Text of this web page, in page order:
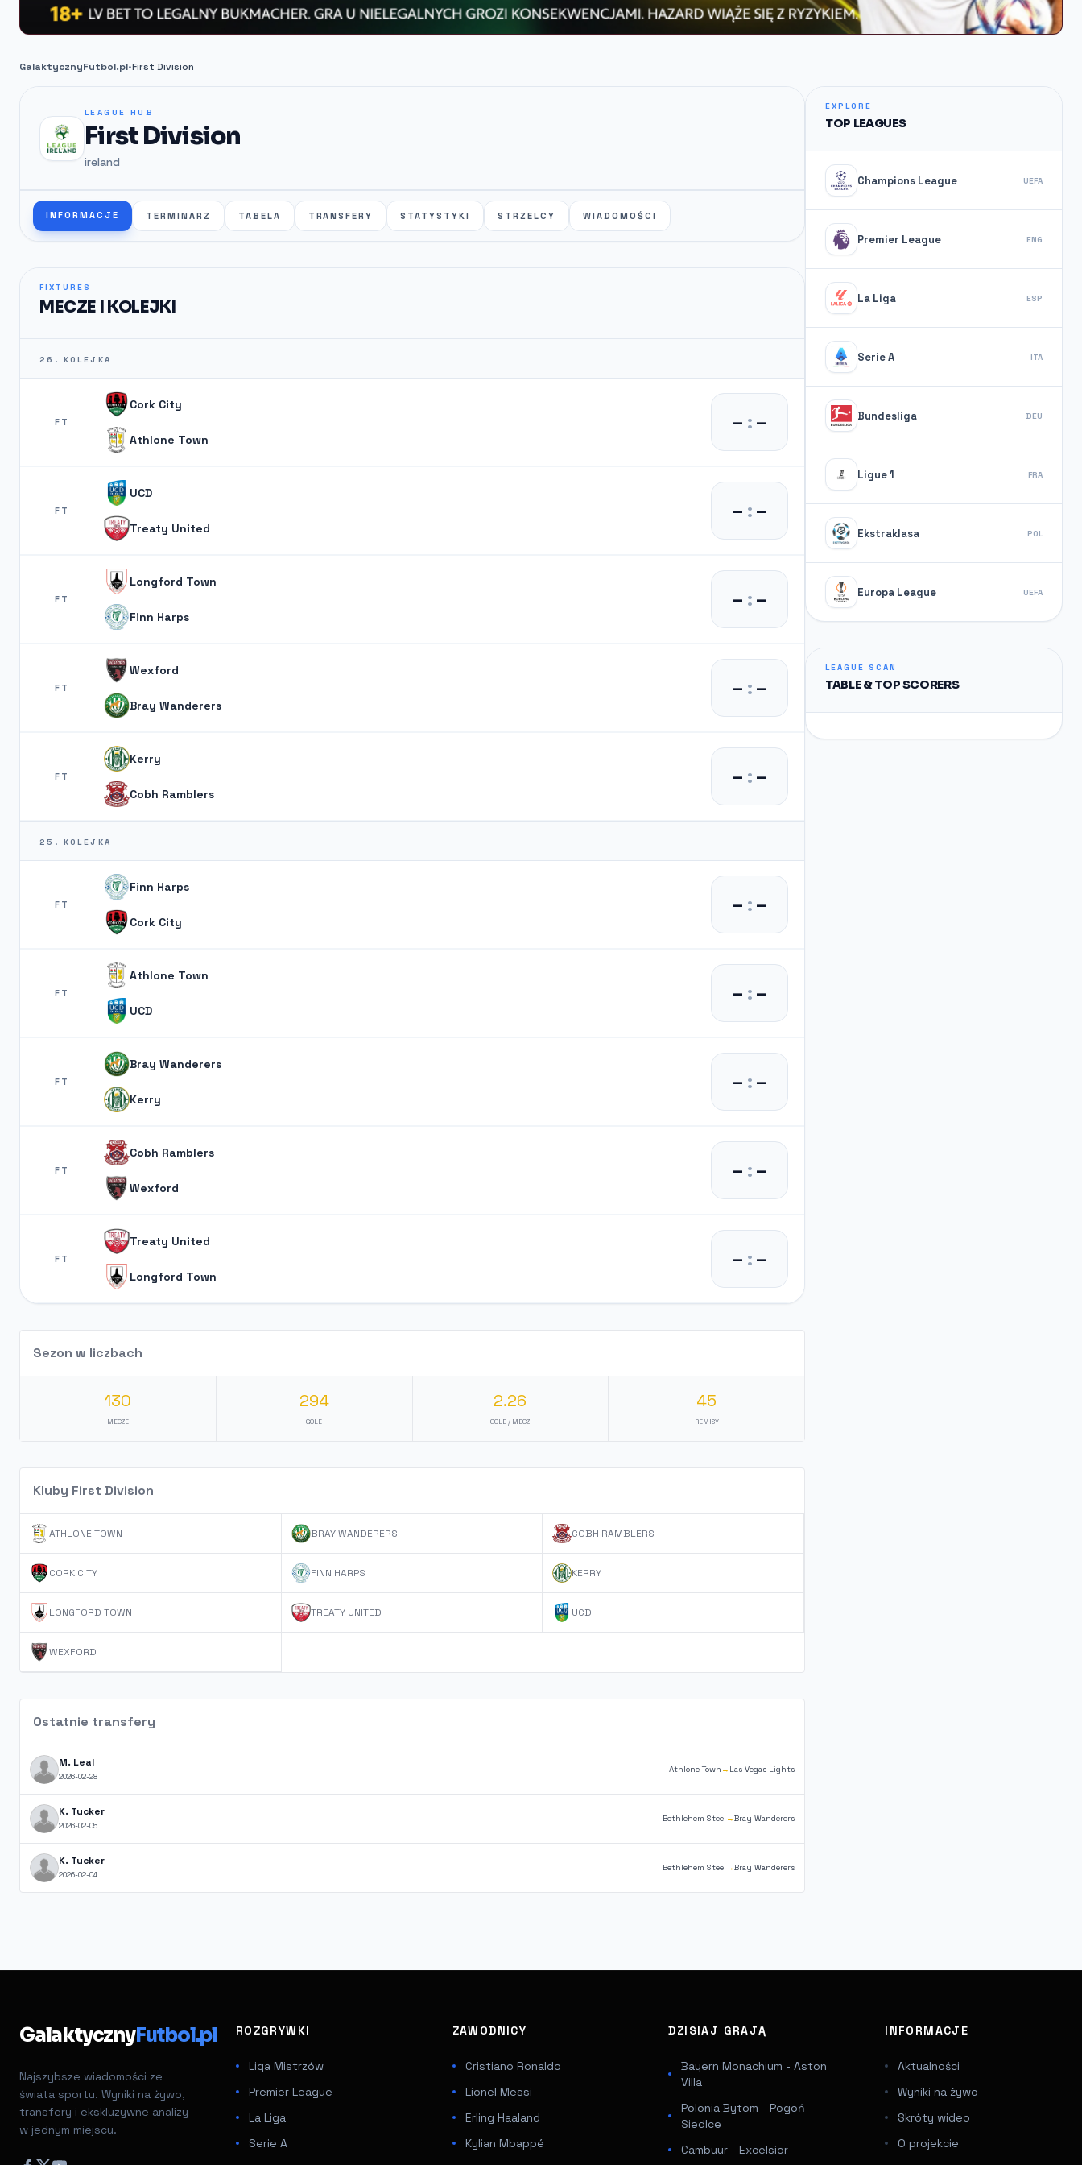
GalaktycznyFutbol.pl•First Division
LEAGUE HUB
First Division
ireland
INFORMACJE TERMINARZ TABELA TRANSFERY STATYSTYKI STRZELCY WIADOMOŚCI
FIXTURES
MECZE I KOLEJKI
26. KOLEJKA
FT
Cork City
Athlone Town
– :–
FT
UCD
Treaty United
– :–
FT
Longford Town
Finn Harps
– :–
FT
Wexford
Bray Wanderers
– :–
FT
Kerry
Cobh Ramblers
– :–
25. KOLEJKA
FT
Finn Harps
Cork City
– :–
FT
Athlone Town
UCD
– :–
FT
Bray Wanderers
Kerry
– :–
FT
Cobh Ramblers
Wexford
– :–
FT
Treaty United
Longford Town
– :–
Sezon w liczbach
130
MECZE
294
GOLE
2.26
GOLE / MECZ
45
REMISY
Kluby First Division
ATHLONE TOWN BRAY WANDERERS COBH RAMBLERS
CORK CITY FINN HARPS KERRY
LONGFORD TOWN TREATY UNITED UCD
WEXFORD
Ostatnie transfery
M. Leal
2026-02-28
Athlone Town → Las Vegas Lights
K. Tucker
2026-02-05
Bethlehem Steel →Bray Wanderers
K. Tucker
2026-02-04
Bethlehem Steel →Bray Wanderers
EXPLORE
TOP LEAGUES
Champions League UEFA
Premier League ENG
La Liga ESP
Serie A ITA
Bundesliga DEU
Ligue 1 FRA
Ekstraklasa POL
Europa League UEFA
LEAGUE SCAN
TABLE & TOP SCORERS
GalaktycznyFutbol.pl
Najszybsze wiadomości ze
świata sportu. Wyniki na żywo,
transfery i ekskluzywne analizy
w jednym miejscu.
ROZGRYWKI
Liga Mistrzów
Premier League
La Liga
Serie A
ZAWODNICY
Cristiano Ronaldo
Lionel Messi
Erling Haaland
Kylian Mbappé
DZISIAJ GRAJĄ
Bayern Monachium - Aston
Villa
Polonia Bytom - Pogoń
Siedlce
Cambuur - Excelsior
INFORMACJE
Aktualności
Wyniki na żywo
Skróty wideo
O projekcie